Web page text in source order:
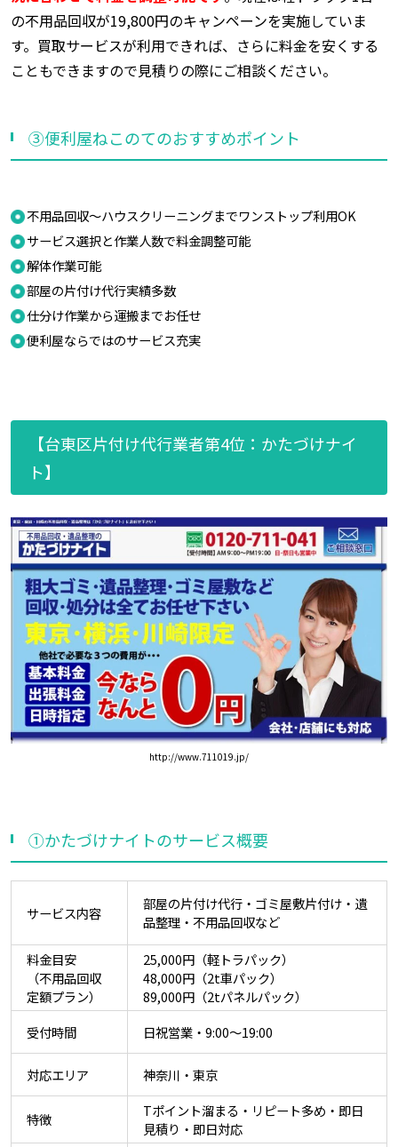
の不用品回収が19,800円のキャンペーンを実施していま
す。買取サービスが利用できれば、さらに料金を安くする
こともできますので見積りの際にご相談ください。
③便利屋ねこのてのおすすめポイント
不用品回収～ハウスクリーニングまでワンストップ利用OK
サービス選択と作業人数で料金調整可能
解体作業可能
部屋の片付け代行実績多数
仕分け作業から運搬までお任せ
便利屋ならではのサービス充実
【台東区片付け代行業者第4位：かたづけナイ
ト】
http://www.711019.jp/
①かたづけナイトのサービス概要
サービス内容
部屋の片付け代行・ゴミ屋敷片付け・遺
品整理・不用品回収など
料金目安
（不用品回収
定額プラン）
25,000円（軽トラパック）
48,000円（2t車パック）
89,000円（2tパネルパック）
受付時間
日祝営業・9:00～19:00
対応エリア 神奈川・東京
特徴
Tポイント溜まる・リピート多め・即日
見積り・即日対応